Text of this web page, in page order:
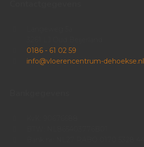
0186 - 61 02 59
info@vloerencentrum-dehoekse.nl